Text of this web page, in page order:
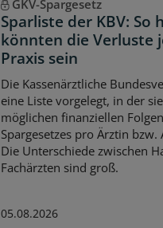
GKV-Spargesetz
Sparliste der KBV: So
könnten die Verluste
Praxis sein
Die Kassenärztliche
eine Liste vorgelegt, in der
möglichen finanziellen
Spargesetzes pro Ärztin bzw.
Die Unterschiede zwischen
Fachärzten sind groß.
05.08.2026